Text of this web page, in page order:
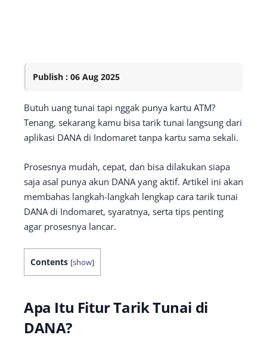
Publish : 06 Aug 2025
Butuh uang tunai tapi nggak punya kartu ATM?
Tenang, sekarang kamu bisa tarik tunai langsung dari
aplikasi DANA di Indomaret tanpa kartu sama sekali.
Prosesnya mudah, cepat, dan bisa dilakukan siapa
saja asal punya akun DANA yang aktif. Artikel ini akan
membahas langkah-langkah lengkap cara tarik tunai
DANA di Indomaret, syaratnya, serta tips penting
agar prosesnya lancar.
Contents [show]
Apa Itu Fitur Tarik Tunai di
DANA?